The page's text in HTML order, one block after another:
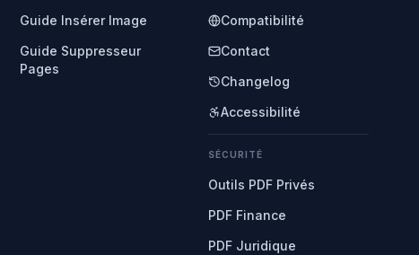
Guide Insérer Image
Guide Suppresseur
Pages
Compatibilité
Contact
Changelog
Accessibilité
SÉCURITÉ
Outils PDF Privés
PDF Finance
PDF Juridique